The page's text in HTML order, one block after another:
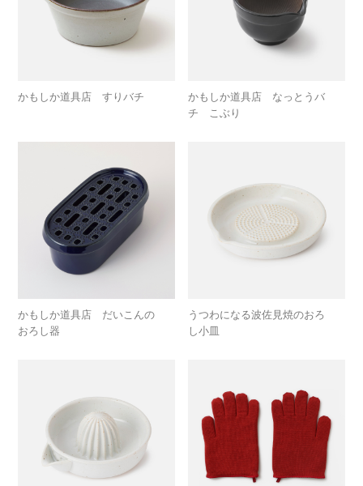
かもしか道具店 すりバチ
かもしか道具店 なっとうバ
チ こぶり
かもしか道具店 だいこんの
おろし器
うつわになる波佐見焼のおろ
し小皿